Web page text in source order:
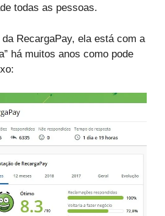
todas as pessoas.
RecargaPay, ela está com a
há muitos anos como pode